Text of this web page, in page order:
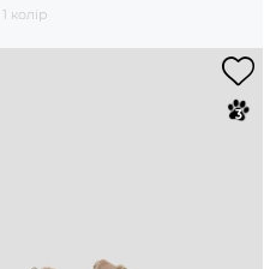
1 колір